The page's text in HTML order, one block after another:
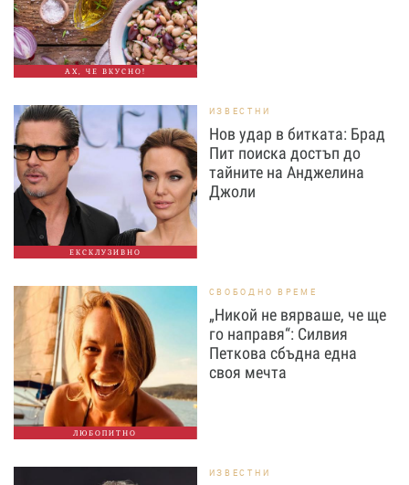
АХ, ЧЕ ВКУСНО!
ЕКСКЛУЗИВНО
ИЗВЕСТНИ
Нов удар в битката: Брад
Пит поиска достъп до
тайните на Анджелина
Джоли
ЛЮБОПИТНО
СВОБОДНО ВРЕМЕ
„Никой не вярваше, че ще
го направя“: Силвия
Петкова сбъдна една
своя мечта
ИЗВЕСТНИ